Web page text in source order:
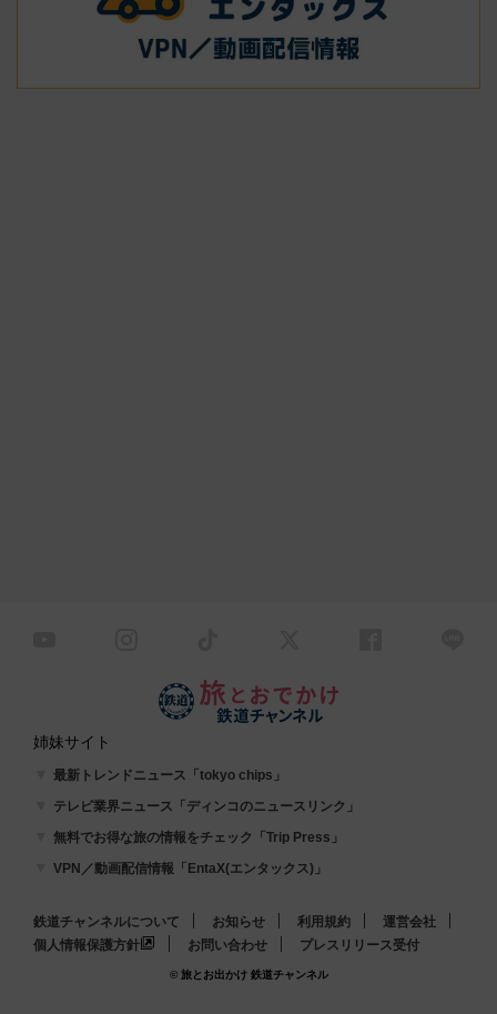
姉妹サイト
最新トレンドニュース「tokyo chips」
テレビ業界ニュース「ディンコのニュースリンク」
無料でお得な旅の情報をチェック「Trip Press」
VPN／動画配信情報「EntaX(エンタックス)」
鉄道チャンネルについて お知らせ 利用規約
運営会社
個人情報保護方針
お問い合わせ プレスリリース受付
© 旅とお出かけ 鉄道チャンネル